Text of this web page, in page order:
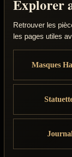
Explorer
Retrouver les
les pages utiles
Masques